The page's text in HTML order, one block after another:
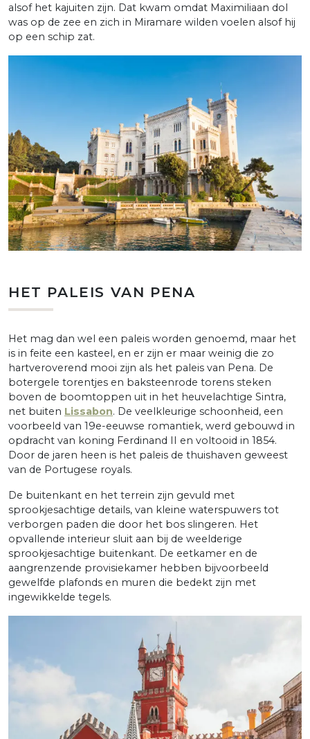
alsof het kajuiten zijn. Dat kwam omdat Maximiliaan dol
was op de zee en zich in Miramare wilden voelen alsof hij
op een schip zat.
HET PALEIS VAN PENA
Het mag dan wel een paleis worden genoemd, maar het
is in feite een kasteel, en er zijn er maar weinig die zo
hartveroverend mooi zijn als het paleis van Pena. De
botergele torentjes en baksteenrode torens steken
boven de boomtoppen uit in het heuvelachtige Sintra,
net buiten Lissabon. De veelkleurige schoonheid, een
voorbeeld van 19e-eeuwse romantiek, werd gebouwd in
opdracht van koning Ferdinand II en voltooid in 1854.
Door de jaren heen is het paleis de thuishaven geweest
van de Portugese royals.
De buitenkant en het terrein zijn gevuld met
sprookjesachtige details, van kleine waterspuwers tot
verborgen paden die door het bos slingeren. Het
opvallende interieur sluit aan bij de weelderige
sprookjesachtige buitenkant. De eetkamer en de
aangrenzende provisiekamer hebben bijvoorbeeld
gewelfde plafonds en muren die bedekt zijn met
ingewikkelde tegels.